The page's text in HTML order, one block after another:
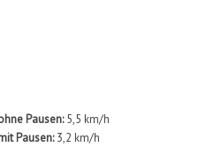
Pausen:5,5 km/h
Pausen:3,2 km/h